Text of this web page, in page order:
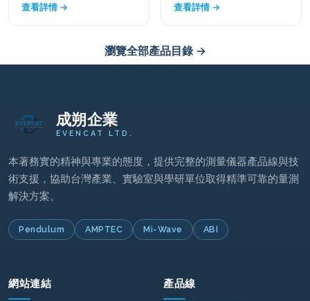
查看詳情 →
查看詳情 →
瀏覽全部產品目錄 →
成朔企業
EVENCAT LTD.
本著務實的精神與專業的態度，提供完整的測量儀器產品線與技
術支援，協助台灣產業、實驗室與學研單位取得精準可靠的量測
解決方案。
Pendulum AMPTEC Mi-Wave ABI
網站連結
產品線